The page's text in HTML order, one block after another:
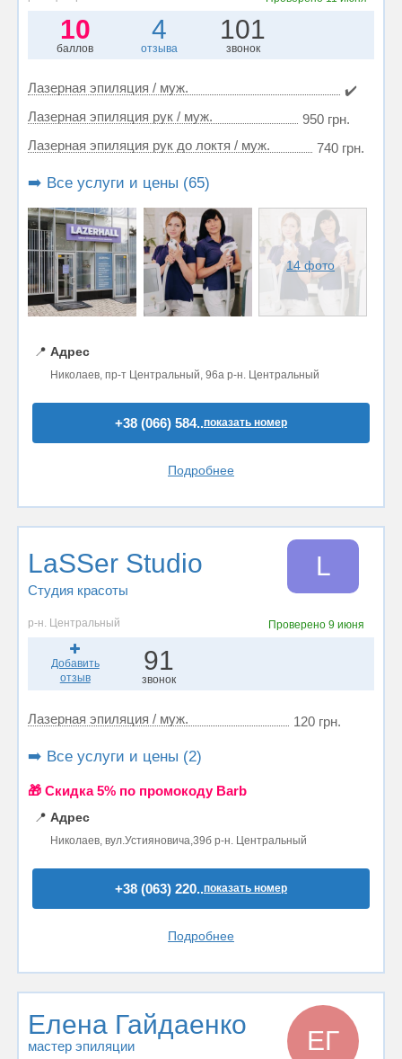
10
баллов
4
отзыва
101
звонок
Лазерная эпиляция / муж.
✔️
Лазерная эпиляция рук / муж.
950 грн.
Лазерная эпиляция рук до локтя / муж.
740 грн.
➡️ Все услуги и цены (65)
14 фото
📍 Адрес
Николаев, пр-т Центральный, 96а р-н. Центральный
+38 (066) 584..показать номер
Подробнее
LaSSer Studio
Студия красоты
L
р-н. Центральный Проверено9 июня
Добавить
отзыв
91
звонок
Лазерная эпиляция / муж. 120 грн.
➡️ Все услуги и цены (2)
🎁 Cкидка 5% по промокоду Barb
📍 Адрес
Николаев, вул.Устияновича,39б р-н. Центральный
+38 (063) 220..показать номер
Подробнее
Елена Гайдаенко
мастер эпиляции ЕГ